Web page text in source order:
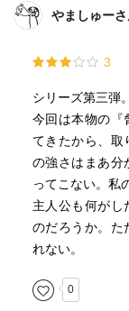
やましゅー
3
シリーズ第三弾。
今回は本物の『
てきたから、取
の強さはまあ分
ってこない。私
主人公も何がし
のだろうか。た
れない。
0